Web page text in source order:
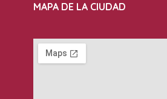
MAPA DE LA CIUDAD